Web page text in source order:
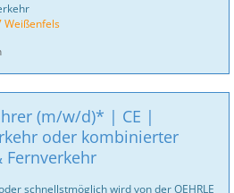
Weißenfels
(m/w/d)* | CE |
oder kombinierter
Fernverkehr
schnellstmöglich wird von der OEHRLE